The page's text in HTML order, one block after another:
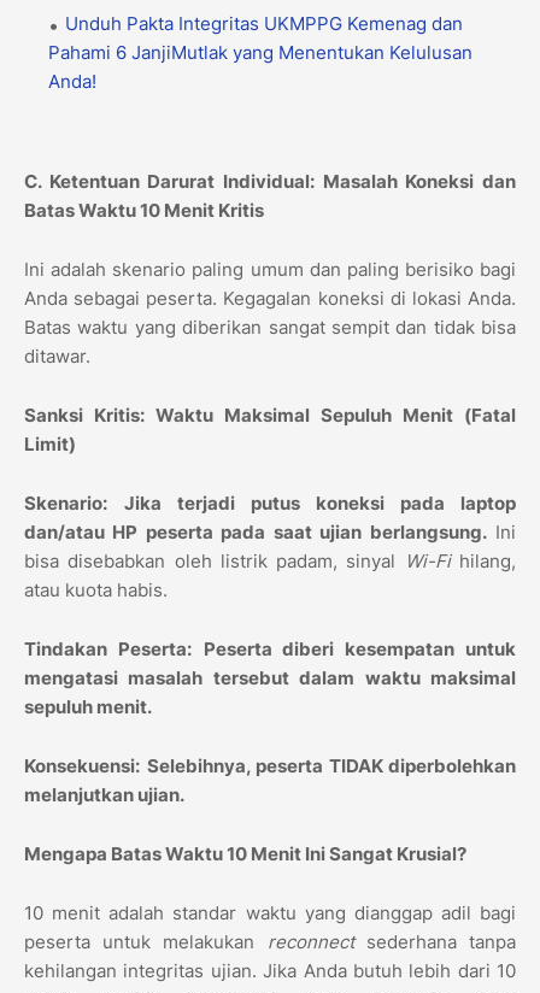
Unduh Pakta Integritas UKMPPG Kemenag dan
Pahami 6 JanjiMutlak yang Menentukan Kelulusan
Anda!
C. Ketentuan Darurat Individual: Masalah Koneksi dan
Batas Waktu 10 Menit Kritis
Ini adalah skenario paling umum dan paling berisiko bagi
Anda sebagai peserta. Kegagalan koneksi di lokasi Anda.
Batas waktu yang diberikan sangat sempit dan tidak bisa
ditawar.
Sanksi Kritis: Waktu Maksimal Sepuluh Menit (Fatal
Limit)
Skenario:
Jika terjadi putus koneksi pada laptop
dan/atau HP peserta pada saat ujian berlangsung.Ini
bisa disebabkan oleh listrik padam, sinyal
Wi-Fihilang,
atau kuota habis.
Tindakan Peserta: Peserta diberi kesempatan untuk
mengatasi masalah tersebut dalam waktu maksimal
sepuluh menit.
Konsekuensi: Selebihnya, peserta TIDAK diperbolehkan
melanjutkan ujian.
Mengapa Batas Waktu 10 Menit Ini Sangat Krusial?
10 menit adalah standar waktu yang dianggap adil bagi
peserta untuk melakukan reconnectsederhana tanpa
kehilangan integritas ujian. Jika Anda butuh lebih dari 10